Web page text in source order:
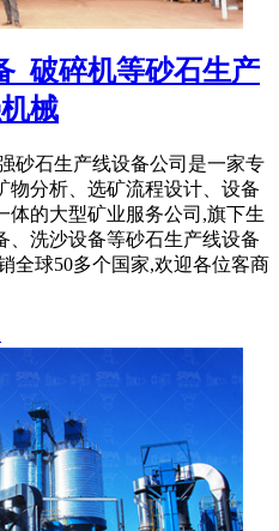
_破碎机等砂石生产
械
砂石生产线设备公司是一家专
物分析、选矿流程设计、设备
体的大型矿业服务公司,旗下生
、洗沙设备等砂石生产线设备
全球50多个国家,欢迎各位客商